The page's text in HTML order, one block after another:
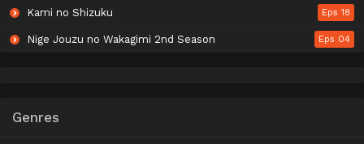
Kami no Shizuku Eps 18
Nige Jouzu no Wakagimi 2nd Season Eps 04
Genres